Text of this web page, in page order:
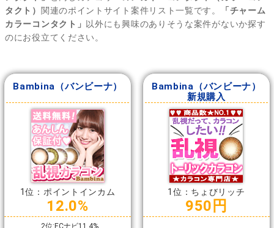
タクト） 関連のポイントサイト案件リスト一覧です。
「チャーム
カラーコンタクト」 以外にも興味のありそうな案件がないか探す
のにお役立てください。
Bambina（バンビーナ）
1位：ポイントインカム
12.0%
2位:ECナビ11.4%
Bambina（バンビーナ）
新規購入
1位：ちょびリッチ
950円